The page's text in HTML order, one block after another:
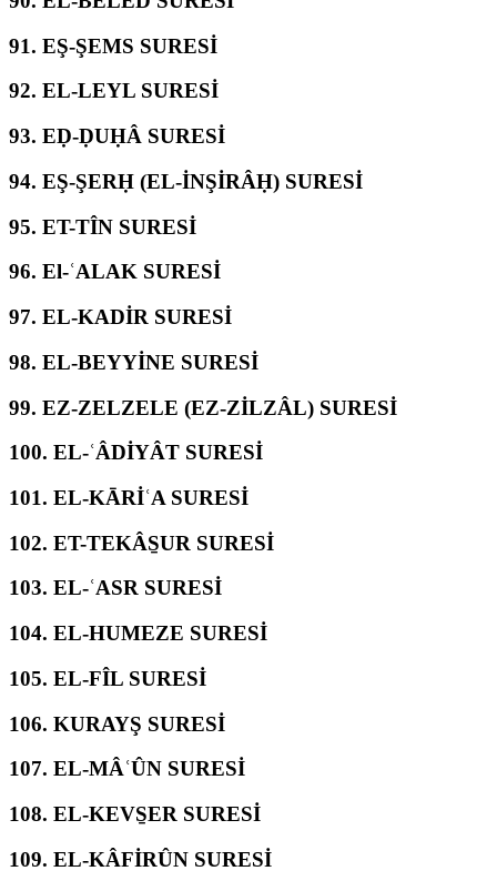
91. EŞ-ŞEMS SURESİ
92. EL-LEYL SURESİ
93. EḌ-ḌUḤÂ SURESİ
94. EŞ-ŞERḤ (EL-İNŞİRÂḤ) SURESİ
95. ET-TÎN SURESİ
96. El-ʿALAK SURESİ
97. EL-KADİR SURESİ
98. EL-BEYYİNE SURESİ
99. EZ-ZELZELE (EZ-ZİLZÂL) SURESİ
100. EL-ʿÂDİYÂT SURESİ
101. EL-KĀRİʿA SURESİ
102. ET-TEKÂS̱UR SURESİ
103. EL-ʿASR SURESİ
104. EL-HUMEZE SURESİ
105. EL-FÎL SURESİ
106. KURAYŞ SURESİ
107. EL-MÂʿÛN SURESİ
108. EL-KEVS̱ER SURESİ
109. EL-KÂFİRÛN SURESİ